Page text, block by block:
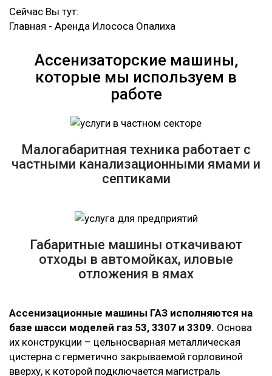
Сейчас Вы тут:
Главная - Аренда Илососа Опалиха
Ассенизаторские машины,
которые мы используем в
работе
Малогабаритная техника работает с
частными канализационными ямами и
септиками
Габаритные машины откачивают
отходы в автомойках, иловые
отложения в ямах
Ассенизационные машины ГАЗ исполняются на
базе шасси моделей газ 53, 3307 и 3309. Основа
их конструкции – цельносварная металлическая
цистерна с герметично закрываемой горловиной
вверху, к которой подключается магистраль